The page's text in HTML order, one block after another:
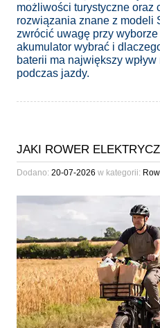
możliwości turystyczne oraz
rozwiązania znane z modeli
zwrócić uwagę przy
akumulator wybrać i
baterii ma największy
podczas jazdy.
JAKI ROWER
Dodano: 20-07-2026 w kategorii: